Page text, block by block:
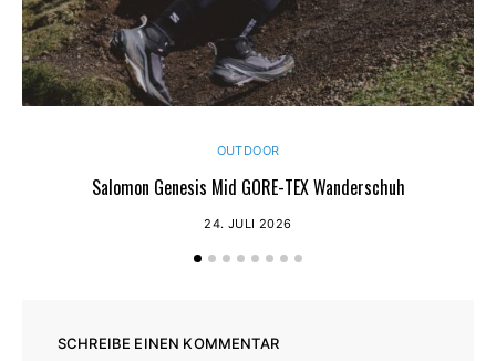
OUTDOOR
Salomon Genesis Mid GORE-TEX Wanderschuh
24. JULI 2026
SCHREIBE EINEN KOMMENTAR